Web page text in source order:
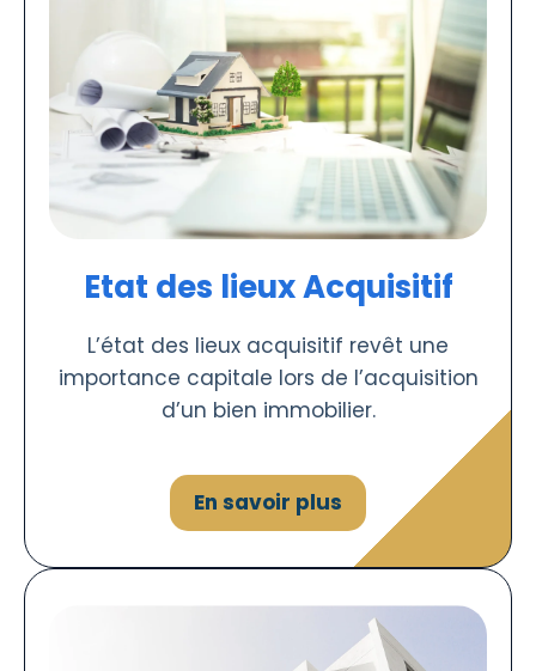
Etat des lieux Acquisitif
L’état des lieux acquisitif revêt une
importance capitale lors de l’acquisition
d’un bien immobilier.
En savoir plus